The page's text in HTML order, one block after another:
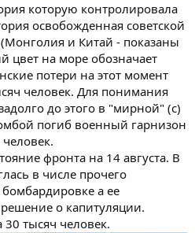
которую контролировала
освобожденная советской
и Китай - показаны
цвет на море обозначает
потери на этот момент
человек. Для понимания
до этого в "мирной" (c)
погиб военный гарнизон
фронта на 14 августа. В
в числе прочего
а ее
о капитуляции.
тысяч человек.